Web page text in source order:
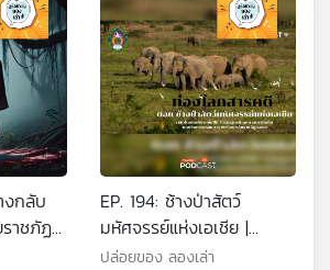
งกลับ
าชภัฏ
EP. 194: ช้างป่าสัตว์
มหัศจรรย์แห่งเอเชีย |
มหาวิทยาลัยราชภัฏสงขลา
ปล่อยของ ลองเล่า